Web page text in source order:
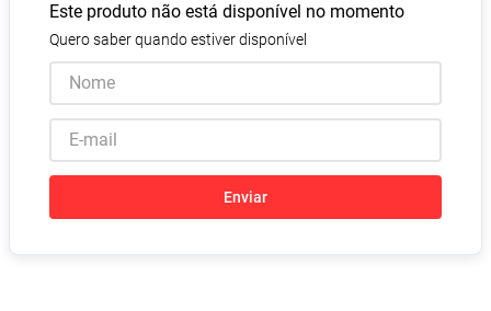
Este produto não está disponível no momento
Quero saber quando estiver disponível
Enviar
10º Vitamina D